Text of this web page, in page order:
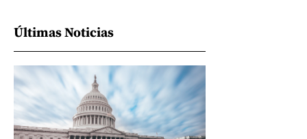
Últimas Noticias